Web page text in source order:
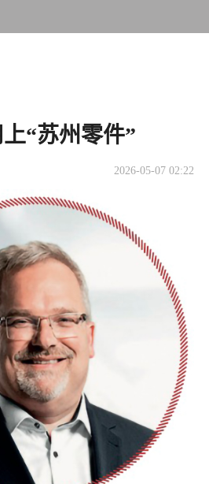
“苏州零件”
2026-05-07 02:22